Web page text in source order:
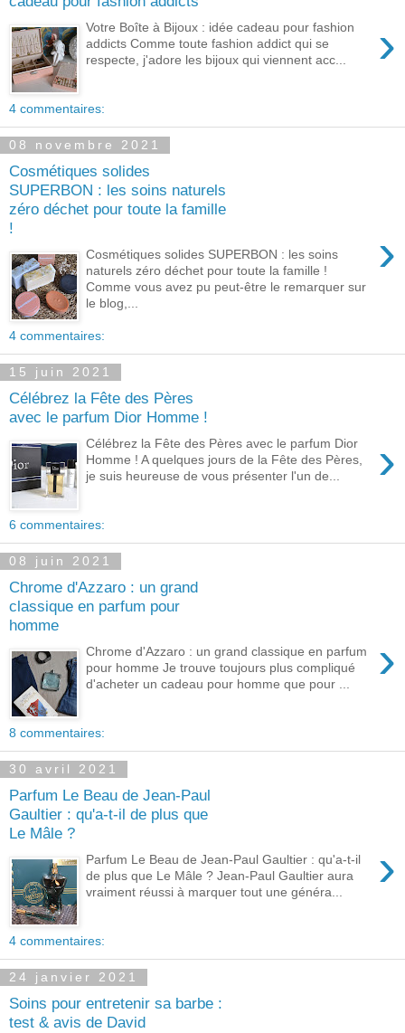
›
Votre Boîte à Bijoux : idée cadeau pour fashion
addicts Comme toute fashion addict qui se
respecte, j'adore les bijoux qui viennent acc...
4 commentaires:
08 novembre 2021
Cosmétiques solides
SUPERBON : les soins naturels
zéro déchet pour toute la famille
!
›
Cosmétiques solides SUPERBON : les soins
naturels zéro déchet pour toute la famille !
Comme vous avez pu peut-être le remarquer sur
le blog,...
4 commentaires:
15 juin 2021
Célébrez la Fête des Pères
avec le parfum Dior Homme !
›
Célébrez la Fête des Pères avec le parfum Dior
Homme ! A quelques jours de la Fête des Pères,
je suis heureuse de vous présenter l'un de...
6 commentaires:
08 juin 2021
Chrome d'Azzaro : un grand
classique en parfum pour
homme
›
Chrome d'Azzaro : un grand classique en parfum
pour homme Je trouve toujours plus compliqué
d'acheter un cadeau pour homme que pour ...
8 commentaires:
30 avril 2021
Parfum Le Beau de Jean-Paul
Gaultier : qu'a-t-il de plus que
Le Mâle ?
›
Parfum Le Beau de Jean-Paul Gaultier : qu'a-t-il
de plus que Le Mâle ? Jean-Paul Gaultier aura
vraiment réussi à marquer tout une généra...
4 commentaires:
24 janvier 2021
Soins pour entretenir sa barbe :
test & avis de David